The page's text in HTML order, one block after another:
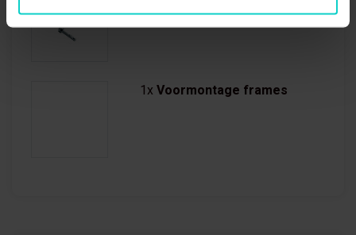
4xAnker M-10
1x Voormontage frames